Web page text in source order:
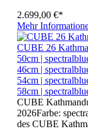
2.699,00 €*
Mehr
CUBE 26
50cm |
46cm |
54cm |
58cm |
CUBE
2026Farbe:
des CUBE